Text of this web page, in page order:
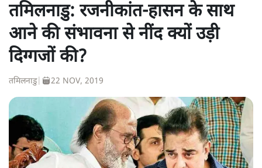
तमिलनाडु: रजनीकांत-हासन के साथ
आने की संभावना से नींद क्यों उड़ी
दिग्गजों की?
तमिलनाडु| 22 NOV, 2019